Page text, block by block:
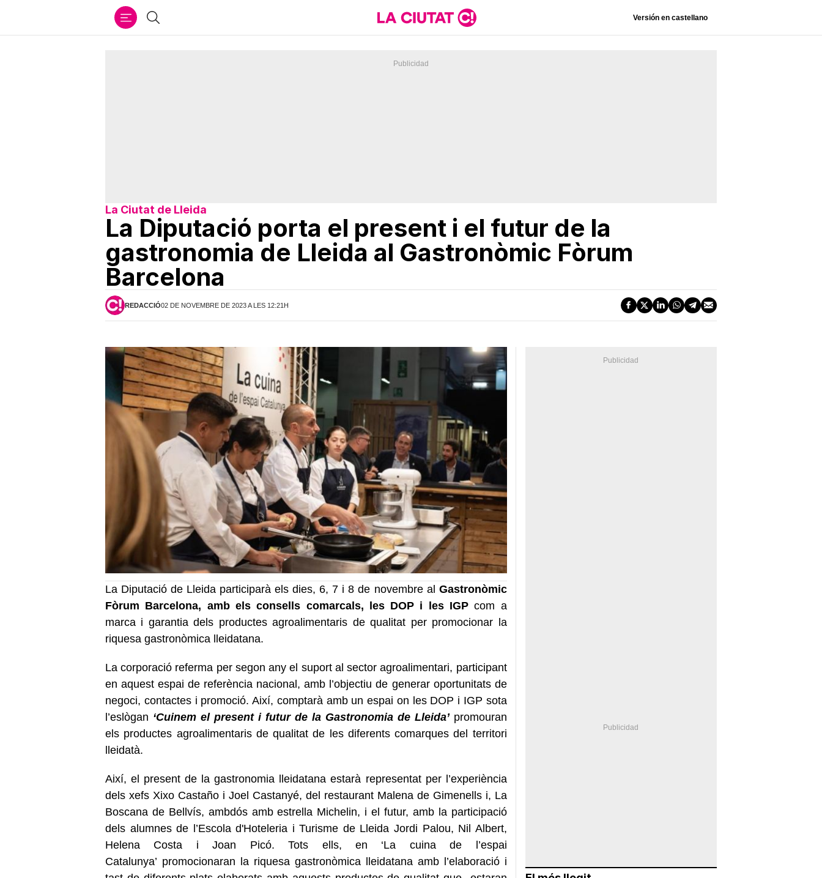
Cercar Versión en castellano
La Ciutat de Lleida
La Diputació porta el present i el futur de la
gastronomia de Lleida al Gastronòmic Fòrum
Barcelona
REDACCIÓ02 DE NOVEMBRE DE 2023 A LES 12:21H
La Diputació de Lleida participarà els dies, 6, 7 i 8 de novembre al Gastronòmic
Fòrum Barcelona, amb els consells comarcals, les DOP i les IGP com a
marca i garantia dels productes agroalimentaris de qualitat per promocionar la
riquesa gastronòmica lleidatana.
La corporació referma per segon any el suport al sector agroalimentari, participant
en aquest espai de referència nacional, amb l’objectiu de generar oportunitats de
negoci, contactes i promoció. Així, comptarà amb un espai on les DOP i IGP sota
l’eslògan ‘Cuinem el present i futur de la Gastronomia de Lleida’ promouran
els productes agroalimentaris de qualitat de les diferents comarques del territori
lleidatà.
Així, el present de la gastronomia lleidatana estarà representat per l’experiència
dels xefs Xixo Castaño i Joel Castanyé, del restaurant Malena de Gimenells i, La
Boscana de Bellvís, ambdós amb estrella Michelin, i el futur, amb la participació
dels alumnes de l’Escola d'Hoteleria i Turisme de Lleida Jordi Palou, Nil Albert,
Helena Costa i Joan Picó. Tots ells, en ‘La cuina de l’espai
Catalunya’ promocionaran la riquesa gastronòmica lleidatana amb l’elaboració i